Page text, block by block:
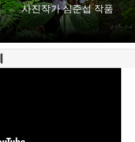
사진작가 심준섭 작품